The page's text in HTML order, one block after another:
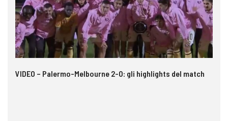
VIDEO – Palermo-Melbourne 2-0: gli highlights del match